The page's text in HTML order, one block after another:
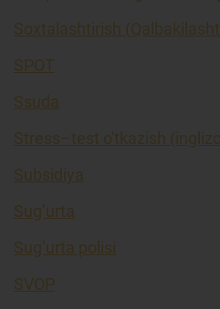
Soxtalashtirish
SPOT
Ssuda
Stress–test o'tkazish
Subsidiya
Sug’urta
Sug’urta polisi
SVOP